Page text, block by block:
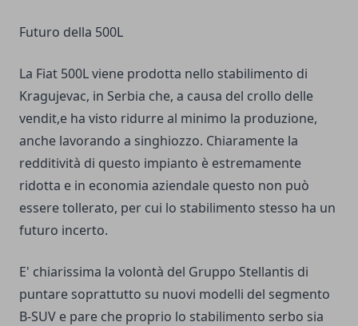
Futuro della 500L
La Fiat 500L viene prodotta nello stabilimento di
Kragujevac, in Serbia che, a causa del crollo delle
vendit,e ha visto ridurre al minimo la produzione,
anche lavorando a singhiozzo. Chiaramente la
redditività di questo impianto è estremamente
ridotta e in economia aziendale questo non può
essere tollerato, per cui lo stabilimento stesso ha un
futuro incerto.
E' chiarissima la volontà del Gruppo Stellantis di
puntare soprattutto su nuovi modelli del segmento
B-SUV e pare che proprio lo stabilimento serbo sia